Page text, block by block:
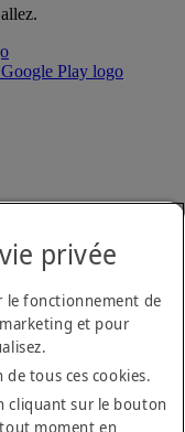
privée
le fonctionnement de
et pour
de tous ces cookies.
cliquant sur le bouton
moment en